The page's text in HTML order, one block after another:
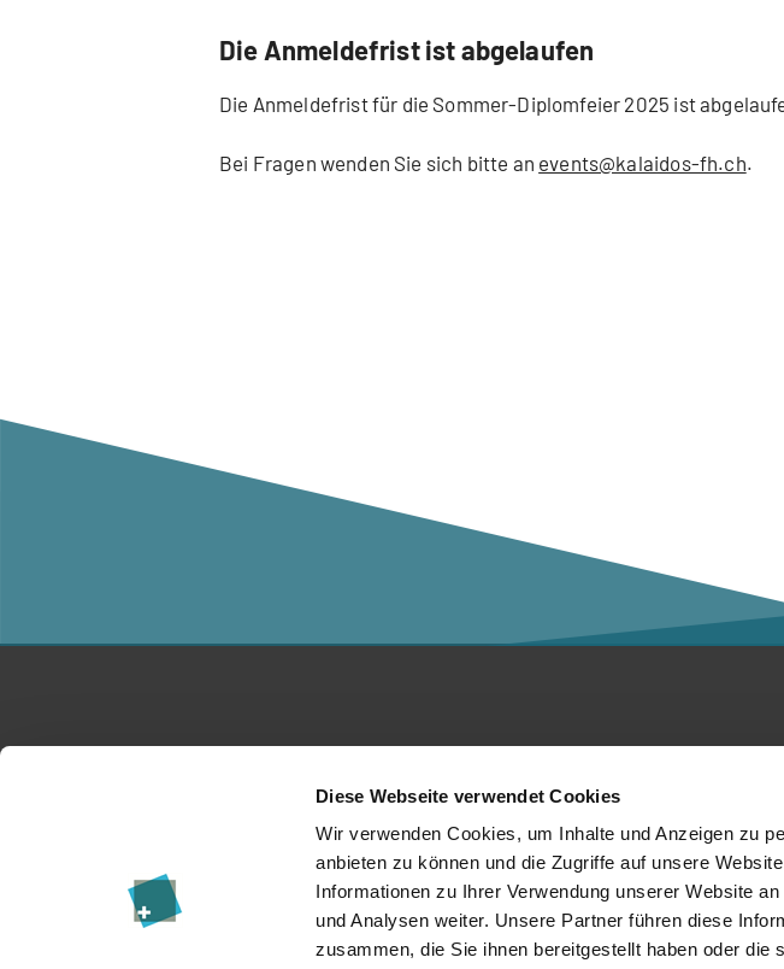
Diese Webseite verwendet Cookies
Wir verwenden Cookies, um Inhalte und Anzeigen zu
anbieten zu können und die Zugriffe auf unsere
Informationen zu Ihrer Verwendung unserer Website
und Analysen weiter. Unsere Partner führen diese
zusammen, die Sie ihnen bereitgestellt haben oder die
Die Anmeldefrist ist abgelaufen
Die Anmeldefrist für die Sommer-Diplomfeier 2025 ist
Bei Fragen wenden Sie sich bitte an events@kalaidos-fh.ch.
Für Unternehmen
Veranstaltungen
Über die Kalaidos FH
Datenschutzerklärung
Impressum